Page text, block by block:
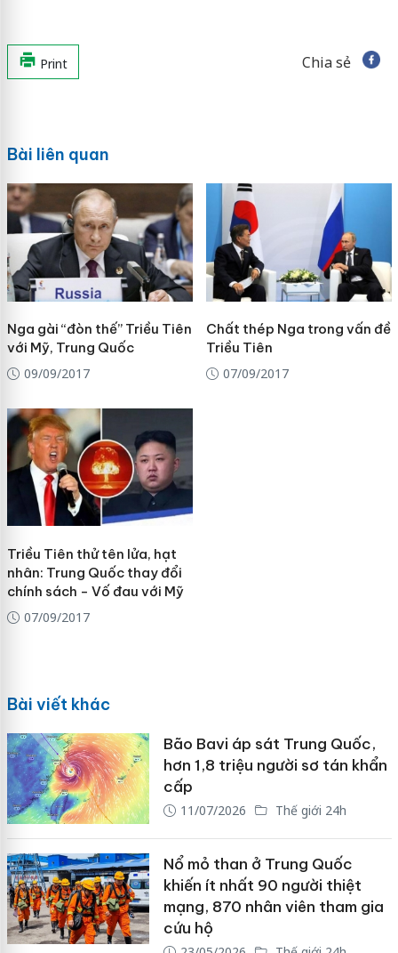
Print Chia sẻ
Bài liên quan
Nga gài “đòn thế” Triều Tiên
với Mỹ, Trung Quốc
09/09/2017
Chất thép Nga trong vấn đề
Triều Tiên
07/09/2017
Triều Tiên thử tên lửa, hạt
nhân: Trung Quốc thay đổi
chính sách - Vố đau với Mỹ
07/09/2017
Bài viết khác
Bão Bavi áp sát Trung Quốc,
hơn 1,8 triệu người sơ tán khẩn
cấp
11/07/2026 Thế giới 24h
Nổ mỏ than ở Trung Quốc
khiến ít nhất 90 người thiệt
mạng, 870 nhân viên tham gia
cứu hộ